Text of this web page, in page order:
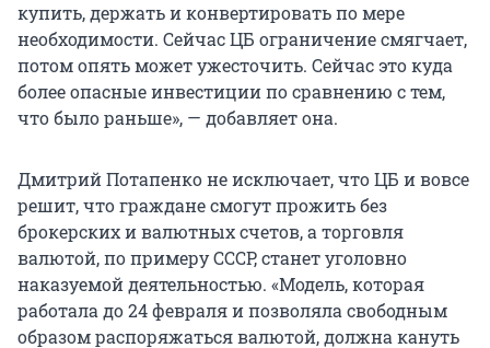
купить, держать и конвертировать по мере
необходимости. Сейчас ЦБ ограничение смягчает,
потом опять может ужесточить. Сейчас это куда
более опасные инвестиции по сравнению с тем,
что было раньше», — добавляет она.
Дмитрий Потапенко не исключает, что ЦБ и вовсе
решит, что граждане смогут прожить без
брокерских и валютных счетов, а торговля
валютой, по примеру СССР, станет уголовно
наказуемой деятельностью. «Модель, которая
работала до 24 февраля и позволяла свободным
образом распоряжаться валютой, должна кануть